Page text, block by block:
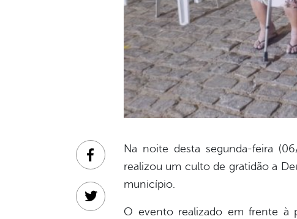
Na noite desta segunda-feira
realizou um culto de gratidão a
município.
O evento realizado em frente à
Facebook
Twitter